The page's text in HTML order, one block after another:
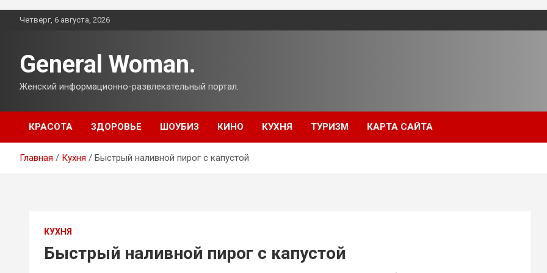
ПерейтиЧетверг, 6 августа, 2026
General Woman.
Женский информационно-развлекательный портал.
КРАСОТА ЗДОРОВЬЕ ШОУБИЗ КИНО КУХНЯ ТУРИЗМ КАРТА САЙТА
Главная Кухня Быстрый наливной пирог с капустой
КУХНЯ
Быстрый наливной пирог с капустой